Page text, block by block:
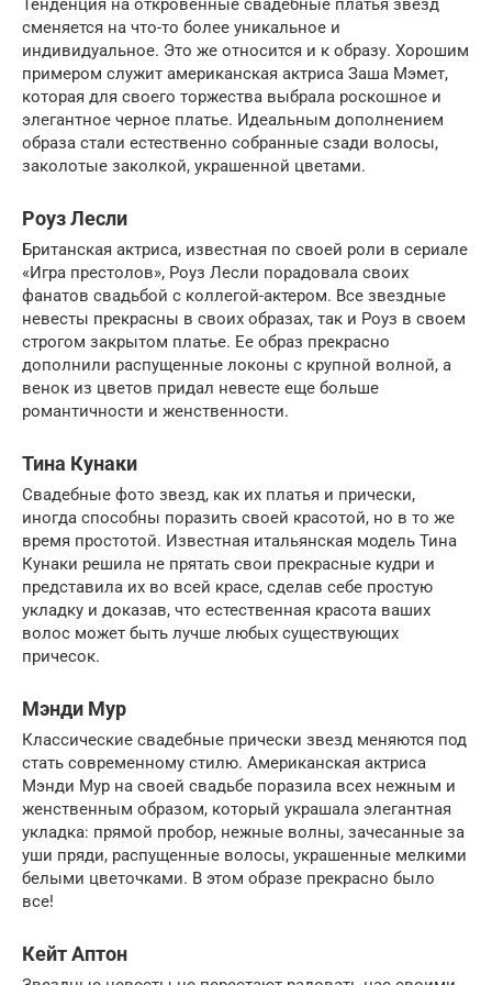
Тенденция на откровенные свадебные платья звезд
сменяется на что-то более уникальное и
индивидуальное. Это же относится и к образу. Хорошим
примером служит американская актриса Заша Мэмет,
которая для своего торжества выбрала роскошное и
элегантное черное платье. Идеальным дополнением
образа стали естественно собранные сзади волосы,
заколотые заколкой, украшенной цветами.
Роуз Лесли
Британская актриса, известная по своей роли в сериале
«Игра престолов», Роуз Лесли порадовала своих
фанатов свадьбой с коллегой-актером. Все звездные
невесты прекрасны в своих образах, так и Роуз в своем
строгом закрытом платье. Ее образ прекрасно
дополнили распущенные локоны с крупной волной, а
венок из цветов придал невесте еще больше
романтичности и женственности.
Тина Кунаки
Свадебные фото звезд, как их платья и прически,
иногда способны поразить своей красотой, но в то же
время простотой. Известная итальянская модель Тина
Кунаки решила не прятать свои прекрасные кудри и
представила их во всей красе, сделав себе простую
укладку и доказав, что естественная красота ваших
волос может быть лучше любых существующих
причесок.
Мэнди Мур
Классические свадебные прически звезд меняются под
стать современному стилю. Американская актриса
Мэнди Мур на своей свадьбе поразила всех нежным и
женственным образом, который украшала элегантная
укладка: прямой пробор, нежные волны, зачесанные за
уши пряди, распущенные волосы, украшенные мелкими
белыми цветочками. В этом образе прекрасно было
все!
Кейт Аптон